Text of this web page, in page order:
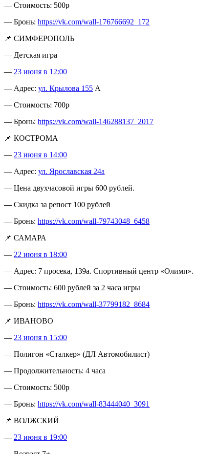
— Стоимость: 500р
— Бронь: https://vk.com/wall-176766692_172
📌 СИМФЕРОПОЛЬ
— Детская игра
— 23 июня в 12:00
— Адрес: ул. Крылова 155 А
— Стоимость: 700р
— Бронь: https://vk.com/wall-146288137_2017
📌 КОСТРОМА
— 23 июня в 14:00
— Адрес: ул. Ярославская 24а
— Цена двухчасовой игры 600 рублей.
— Скидка за репост 100 рублей
— Бронь: https://vk.com/wall-79743048_6458
📌 САМАРА
— 22 июня в 18:00
— Адрес: 7 просека, 139а. Спортивный центр «Олимп».
— Стоимость: 600 рублей за 2 часа игры
— Бронь: https://vk.com/wall-37799182_8684
📌 ИВАНОВО
— 23 июня в 15:00
— Полигон «Сталкер» (ДЛ Автомобилист)
— Продолжительность: 4 часа
— Стоимость: 500р
— Бронь: https://vk.com/wall-83444040_3091
📌 ВОЛЖСКИЙ
— 23 июня в 19:00